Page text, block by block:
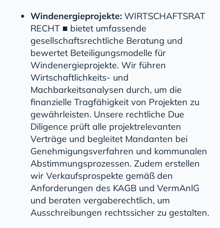
Windenergieprojekte: WIRTSCHAFTSRAT
RECHT ■ bietet umfassende
gesellschaftsrechtliche Beratung und
bewertet Beteiligungsmodelle für
Windenergieprojekte. Wir führen
Wirtschaftlichkeits- und
Machbarkeitsanalysen durch, um die
finanzielle Tragfähigkeit von Projekten zu
gewährleisten. Unsere rechtliche Due
Diligence prüft alle projektrelevanten
Verträge und begleitet Mandanten bei
Genehmigungsverfahren und kommunalen
Abstimmungsprozessen. Zudem erstellen
wir Verkaufsprospekte gemäß den
Anforderungen des KAGB und VermAnlG
und beraten vergaberechtlich, um
Ausschreibungen rechtssicher zu gestalten.